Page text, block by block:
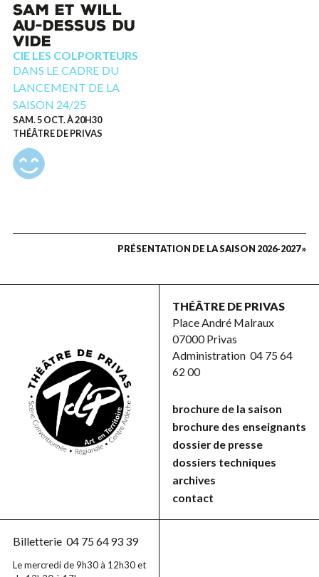
SAM ET WILL
AU-DESSUS DU
VIDE
CIE LES COLPORTEURS
DANS LE CADRE DU
LANCEMENT DE LA
SAISON 24/25
SAM. 5 OCT. À 20H30
THÉÂTRE DE PRIVAS
PRÉSENTATION DE LA SAISON 2026-2027 »
THÉÂTRE DE PRIVAS
Place André Malraux
07000 Privas
Administration 04 75 64
62 00
brochure de la saison
brochure des enseignants
dossier de presse
dossiers techniques
archives
contact
Billetterie 04 75 64 93 39
Le mercredi de 9h30 à 12h30 et